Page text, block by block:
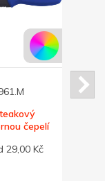
čepelí
29,00 Kč
Kód: